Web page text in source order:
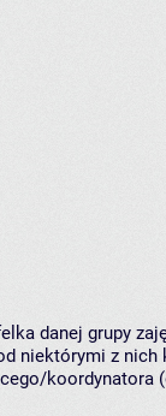
danej grupy
niektórymi z nich
koordynatora